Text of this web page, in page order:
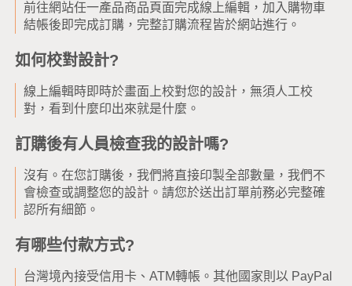
前往網站任一產品商品頁面完成線上編輯，加入購物車
結帳後即完成訂購，完整訂購流程皆於網站進行。
如何校對設計?
線上編輯時即時於畫面上校對您的設計，無須人工校
對，看到什麼印出來就是什麼。
訂購後有人員檢查我的設計嗎?
沒有。在您訂購後，我們將直接印製全部數量，我們不
會檢查或調整您的設計。請您於送出訂單前務必完整確
認所有細節。
有哪些付款方式?
台灣境內接受信用卡、ATM轉帳。其他國家則以 PayPal